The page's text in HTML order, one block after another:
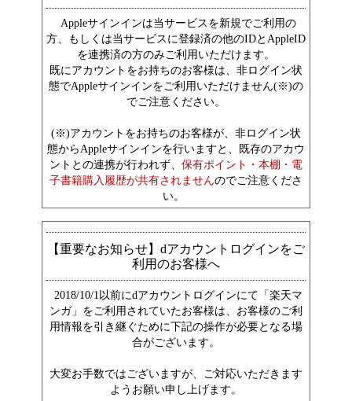
Appleサインインは当サービスを新規でご利用の
方、もしくは当サービスに登録済の他のIDとAppleID
を連携済の方のみご利用いただけます。
既にアカウントをお持ちのお客様は、非ログイン状
態でAppleサインインをご利用いただけません(※)の
でご注意ください。
(※)アカウントをお持ちのお客様が、非ログイン状
態からAppleサインインを行いますと、既存のアカウ
ントとの連携が行われず、 保有ポイント・本棚・電
子書籍購入履歴が共有されませんのでご注意くださ
い。
【重要なお知らせ】dアカウントログインをご
利用のお客様へ
2018/10/1以前にdアカウントログインにて「楽天マ
ンガ」をご利用されていたお客様は、お客様のご利
用情報を引き継ぐために下記の操作が必要となる場
合がございます。
大変お手数ではございますが、ご対応いただきます
ようお願い申し上げます。